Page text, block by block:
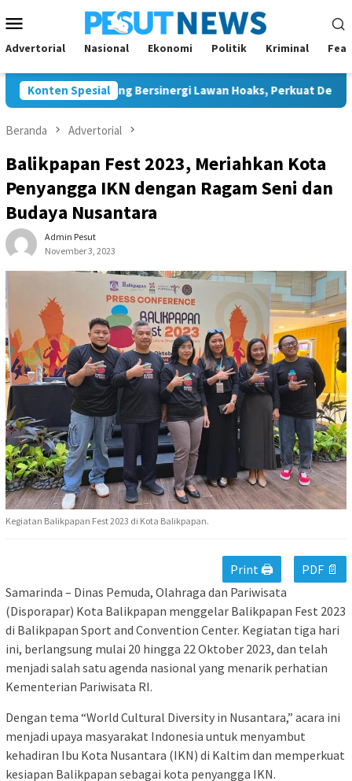
ke
kontenMobile
Advertorial Nasional Ekonomi Politik Kriminal
Konten Spesial
JMSI Bontang Bersinergi Lawan Hoaks, Perkuat Demokrasi
Beranda Advertorial
Balikpapan Fest 2023, Meriahkan Kota
Penyangga IKN dengan Ragam Seni dan
Budaya Nusantara
Admin Pesut
November 3, 2023
Kegiatan Balikpapan Fest 2023 di Kota Balikpapan.
Print 🖨
PDF 📄
Samarinda – Dinas Pemuda, Olahraga dan Pariwisata
(Disporapar) Kota Balikpapan menggelar Balikpapan Fest 2023
di Balikpapan Sport and Convention Center. Kegiatan tiga hari
ini, berlangsung mulai 20 hingga 22 Oktober 2023, dan telah
menjadi salah satu agenda nasional yang menarik perhatian
Kementerian Pariwisata RI.
Dengan tema “World Cultural Diversity in Nusantara,” acara ini
menjadi upaya masyarakat Indonesia untuk menyambut
kehadiran Ibu Kota Nusantara (IKN) di Kaltim dan memperkuat
kesiapan Balikpapan sebagai kota penyangga IKN.